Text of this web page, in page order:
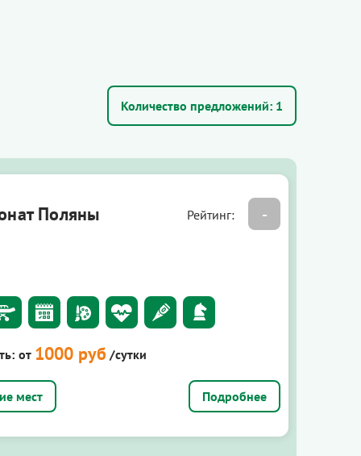
Количество предложений: 1
Поляны Рейтинг: -
от 1000 руб /сутки
Подробнее